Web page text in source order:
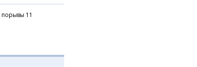
порывы 11